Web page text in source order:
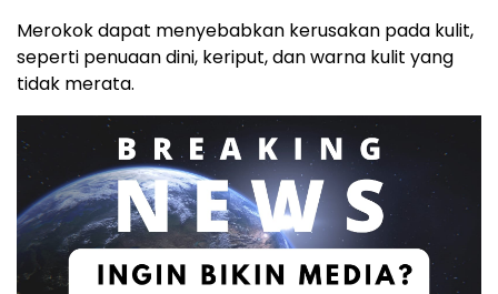
Merokok dapat menyebabkan kerusakan pada kulit,
seperti penuaan dini, keriput, dan warna kulit yang
tidak merata.